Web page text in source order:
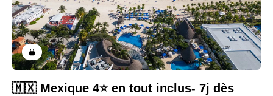
🇲🇽 Mexique 4⭐️ en tout inclus- 7j dès